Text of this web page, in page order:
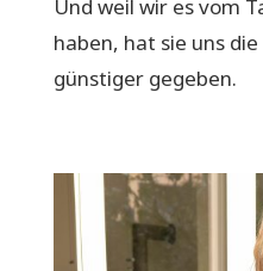
Und weil wir es vom
haben, hat sie uns
günstiger gegeben.